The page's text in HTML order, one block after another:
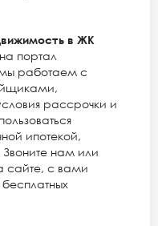
в ЖК
портал
работаем с
рассрочки и
ипотекой,
нам или
сайте, с вами